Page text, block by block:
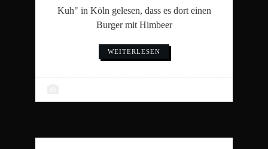
Kuh" in Köln gelesen, dass es dort einen
Burger mit Himbeer
WEITERLESEN